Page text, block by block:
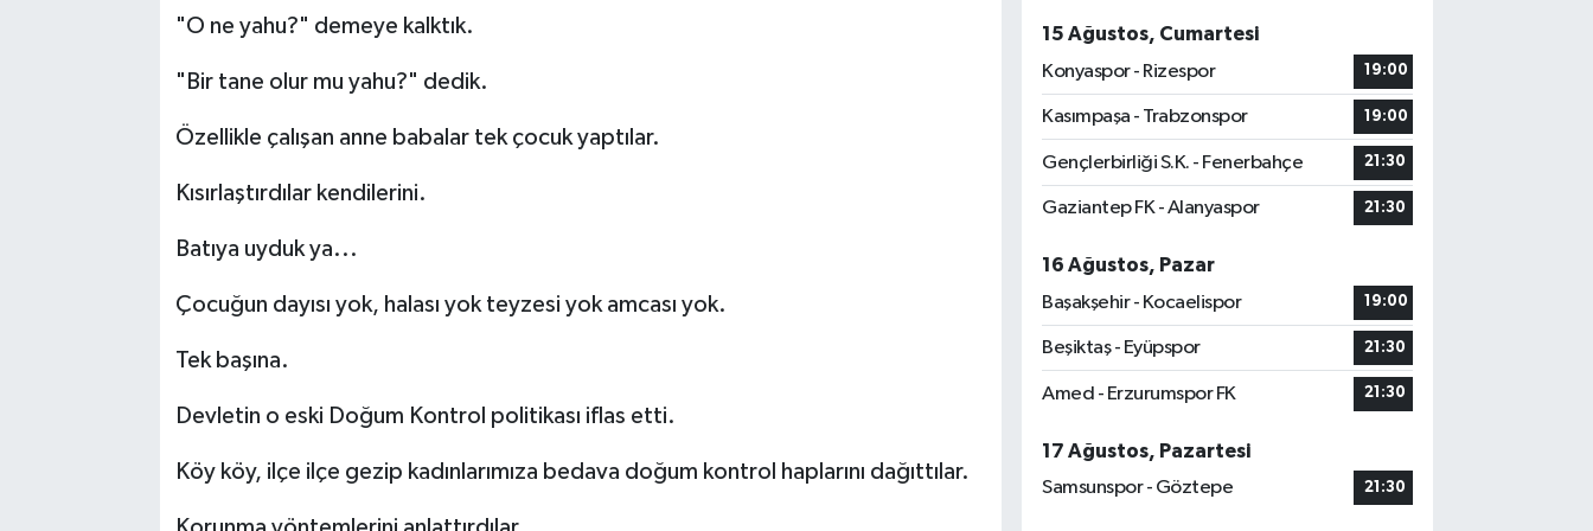
"O ne yahu?" demeye kalktık.
"Bir tane olur mu yahu?" dedik.
Özellikle çalışan anne babalar tek çocuk yaptılar.
Kısırlaştırdılar kendilerini.
Batıya uyduk ya...
Çocuğun dayısı yok, halası yok teyzesi yok amcası yok.
Tek başına.
Devletin o eski Doğum Kontrol politikası iflas etti.
Köy köy, ilçe ilçe gezip kadınlarımıza bedava doğum kontrol haplarını dağıttılar.
15 Ağustos, Cumartesi
Konyaspor - Rizespor
19:00
Kasımpaşa - Trabzonspor 19:00
Gençlerbirliği S.K. - Fenerbahçe 21:30
Gaziantep FK - Alanyaspor 21:30
16 Ağustos, Pazar
Başakşehir - Kocaelispor
19:00
Beşiktaş - Eyüpspor 21:30
Amed - Erzurumspor FK 21:30
17 Ağustos, Pazartesi
Samsunspor - Göztepe
21:30